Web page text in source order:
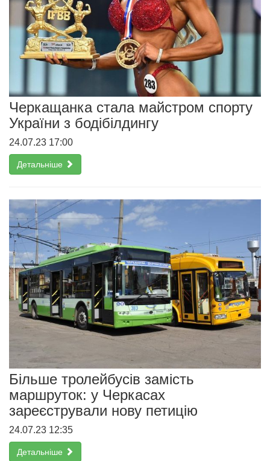
Черкащанка стала майстром спорту
України з бодібілдингу
24.07.23 17:00
Детальніше
Більше тролейбусів замість
маршруток: у Черкасах
зареєстрували нову петицію
24.07.23 12:35
Детальніше